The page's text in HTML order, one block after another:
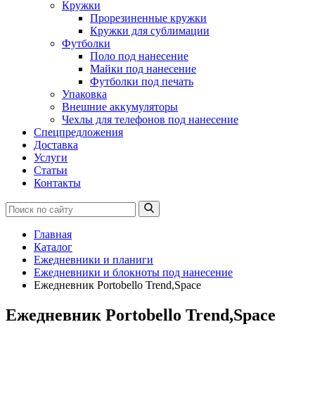
Кружки
Прорезиненные кружки
Кружки для сублимации
Футболки
Поло под нанесение
Майки под нанесение
Футболки под печать
Упаковка
Внешние аккумуляторы
Чехлы для телефонов под нанесение
Спецпредложения
Доставка
Услуги
Статьи
Контакты
Главная
Каталог
Ежедневники и планиги
Ежедневники и блокноты под нанесение
Ежедневник Portobello Trend,Space
Ежедневник Portobello Trend,Space